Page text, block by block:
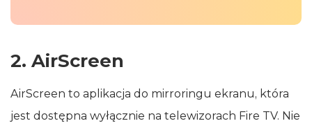
2. AirScreen
AirScreen to aplikacja do mirroringu ekranu, która
jest dostępna wyłącznie na telewizorach Fire TV. Nie